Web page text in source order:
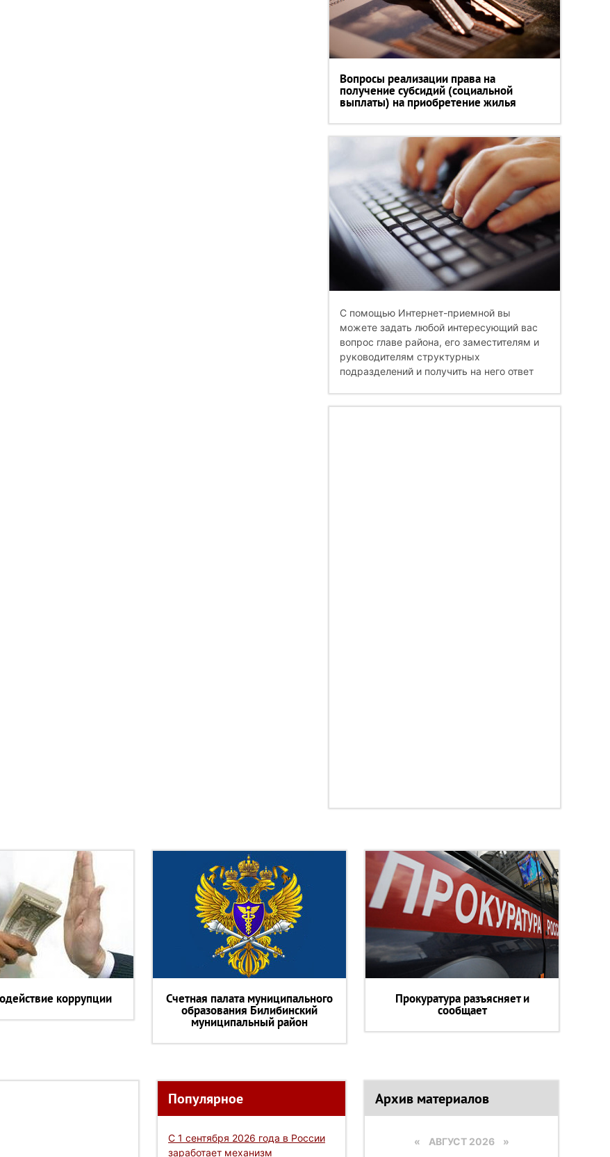
Вопросы реализации права на
получение субсидий (социальной
выплаты) на приобретение жилья
С помощью Интернет-приемной вы
можете задать любой интересующий вас
вопрос главе района, его заместителям и
руководителям структурных
подразделений и получить на него ответ
коррупции Счетная палата муниципального
образования Билибинский
муниципальный район
Прокуратура разъясняет и
сообщает
Популярное
С 1 сентября 2026 года в России
заработает механизм
Архив материалов
« АВГУСТ 2026 »